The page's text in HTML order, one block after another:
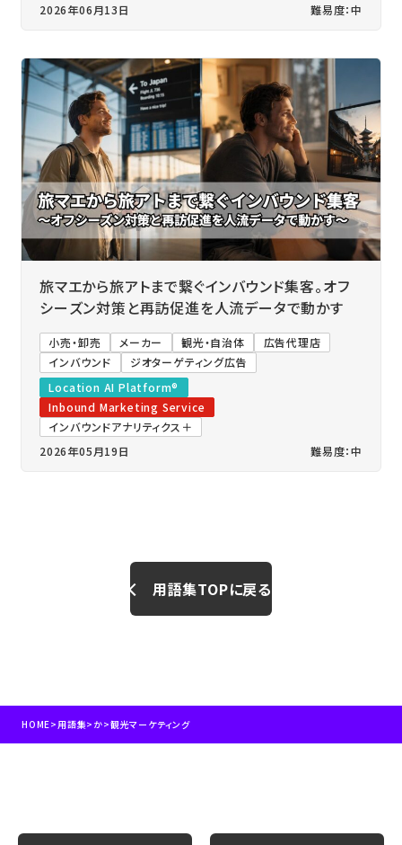
2026年06月13日
難易度：中
旅マエから旅アトまで繋ぐインバウンド集客。オフ
シーズン対策と再訪促進を人流データで動かす
小売・卸売 メーカー 観光・自治体
広告代理店
インバウンド
ジオターゲティング広告
Location AI Platform®
Inbound Marketing Service
インバウンドアナリティクス＋
2026年05月19日
難易度：中
用語集TOPに戻る
HOME>用語集> か>観光マーケティング